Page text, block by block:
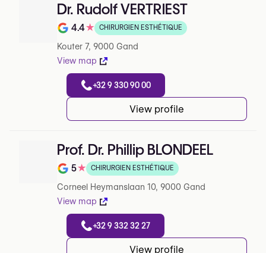
Dr. Rudolf VERTRIEST
Note de 4.4 sur 5 sur Google
4.4★ CHIRURGIEN ESTHÉTIQUE
Kouter 7, 9000 Gand
View map
+32 9 330 90 00
View profile
Prof. Dr. Phillip BLONDEEL
Note de 5 sur 5 sur Google
5★ CHIRURGIEN ESTHÉTIQUE
Corneel Heymanslaan 10, 9000 Gand
View map
+32 9 332 32 27
View profile